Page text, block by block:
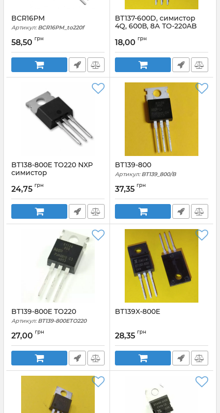
BCR16PM
Артикул: BCR16PM_to220f
58,50 грн
BT137-600D, симистор
4Q, 600В, 8А TO-220AB
18,00 грн
BT138-800E TO220 NXP
симистор
24,75 грн
BT139-800
Артикул: BT139_800/B
37,35 грн
BT139-800E TO220
Артикул: BT139-800ETO220
27,00 грн
BT139X-800E
28,35 грн